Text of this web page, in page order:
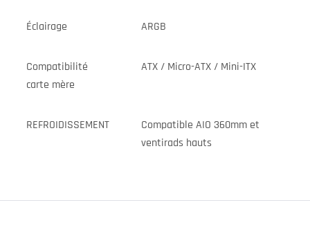
Éclairage ARGB
Compatibilité
carte mère
ATX / Micro-ATX / Mini-ITX
REFROIDISSEMENT
Compatible AIO 360mm et
ventirads hauts